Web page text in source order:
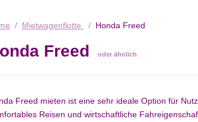
Mietwagenflotte Honda Freed
Freed oder ähnlich
Freed mieten ist eine sehr ideale Option für
Reisen und wirtschaftliche